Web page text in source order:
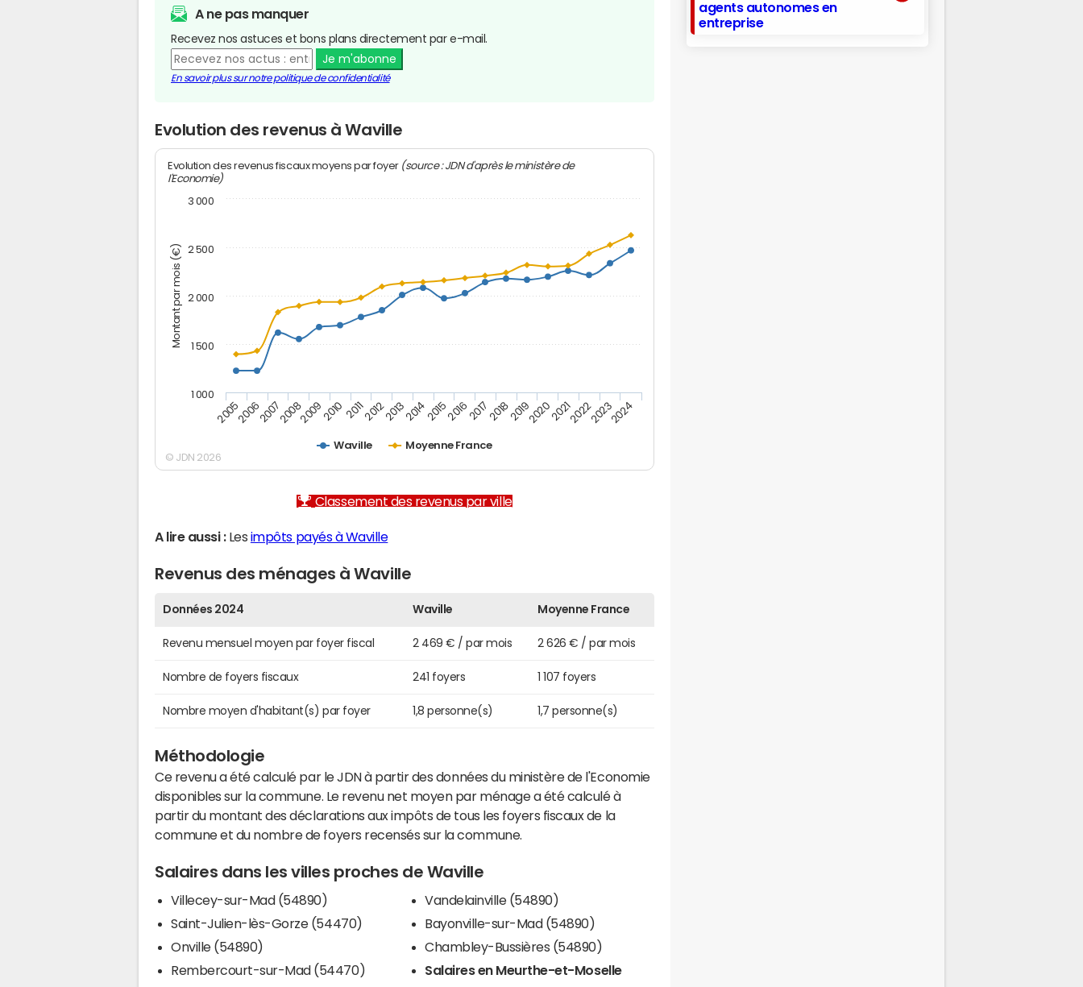
A ne pas manquer
Recevez nos astuces et bons plans directement par e-mail.
Je m'abonne
En savoir plus sur notre politique de confidentialité
Evolution des revenus à Waville
Montant par mois (€)
Evolution des revenus fiscaux moyens par foyer (source : JDN d'après le ministère de
l'Economie)
Waville Moyenne France
200520062007200820092010 20112012201320142015201620172018201920202021202220232024
1 000
1 500
2 000
2 500
3 000
© JDN 2026
Classement des revenus par ville
A lire aussi :Les impôts payés à Waville
Revenus des ménages à Waville
Données 2024 Waville Moyenne France
Revenu mensuel moyen par foyer fiscal 2 469 € / par mois 2 626 € / par mois
Nombre de foyers fiscaux 241 foyers 1 107 foyers
Nombre moyen d'habitant(s) par foyer 1,8 personne(s) 1,7 personne(s)
Méthodologie
Ce revenu a été calculé par le JDN à partir des données du ministère de l'Economie
disponibles sur la commune. Le revenu net moyen par ménage a été calculé à
partir du montant des déclarations aux impôts de tous les foyers fiscaux de la
commune et du nombre de foyers recensés sur la commune.
Salaires dans les villes proches de Waville
Villecey-sur-Mad (54890)
Saint-Julien-lès-Gorze (54470)
Onville (54890)
Rembercourt-sur-Mad (54470)
Vandelainville (54890)
Bayonville-sur-Mad (54890)
Chambley-Bussières (54890)
Salaires en Meurthe-et-Moselle
agents autonomes en
entreprise